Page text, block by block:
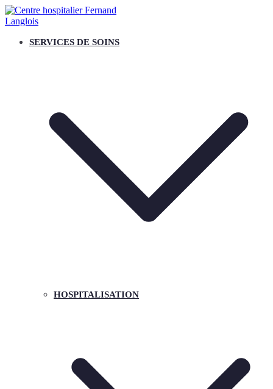
Aller
au
CENTRE HOSPITALIER FERNAND
RESPECT, PRENDRE SOIN, QUALITE, ESPRIT D'EQUIPE
SERVICES DE SOINS
HOSPITALISATION